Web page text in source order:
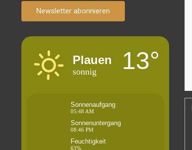
Newsletter abonnieren
Plauen
sonnig 13°
Sonnenaufgang
05:48 AM
Sonnenuntergang
08:46 PM
Feuchtigkeit
63%